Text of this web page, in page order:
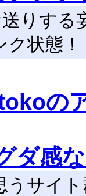
りする
ク状態！
の
ダ感
うサイ